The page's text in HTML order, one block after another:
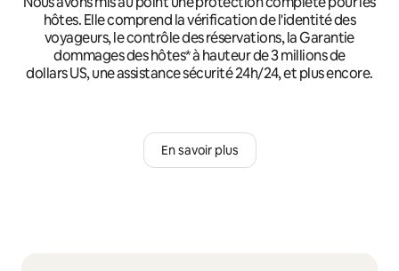
hôtes. Elle comprend la vérification de l'identité des
voyageurs, le contrôle des réservations, la Garantie
dommages des hôtes* à hauteur de 3 millions de
dollars US, une assistance sécurité 24h/24, et plus encore.
En savoir plus